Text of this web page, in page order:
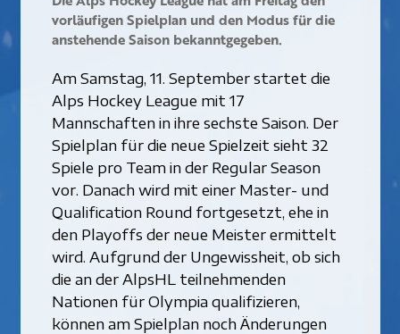
vorläufigen Spielplan und den Modus für die
anstehende Saison bekanntgegeben.
Am Samstag, 11. September startet die
Alps Hockey League mit 17
Mannschaften in ihre sechste Saison. Der
Spielplan für die neue Spielzeit sieht 32
Spiele pro Team in der Regular Season
vor. Danach wird mit einer Master- und
Qualification Round fortgesetzt, ehe in
den Playoffs der neue Meister ermittelt
wird. Aufgrund der Ungewissheit, ob sich
die an der AlpsHL teilnehmenden
Nationen für Olympia qualifizieren,
können am Spielplan noch Änderungen